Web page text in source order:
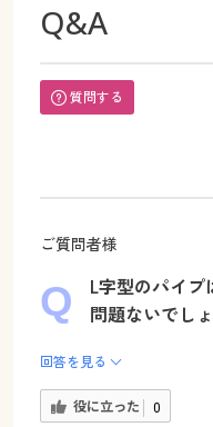
Q&A
質問する
ご質問者様
L字型のパイプ
問題ないでしょ
回答を見る
役に立った 0